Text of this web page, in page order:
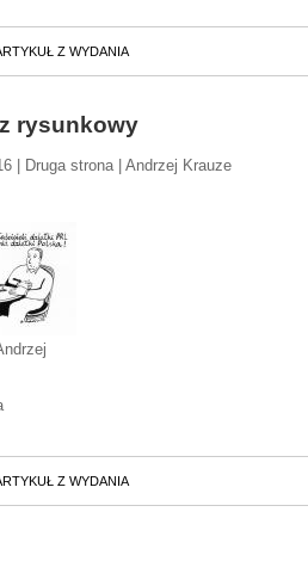
Z WYDANIA
rysunkowy
| Druga strona | Andrzej Krauze
Z WYDANIA